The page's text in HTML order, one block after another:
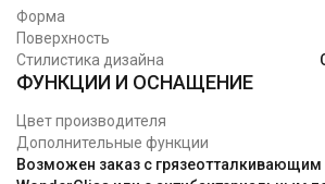
Форма
Поверхность
Стилистика дизайна
ФУНКЦИИ И ОСНАЩЕНИЕ
Цвет производителя
Дополнительные функции
Возможен заказ с